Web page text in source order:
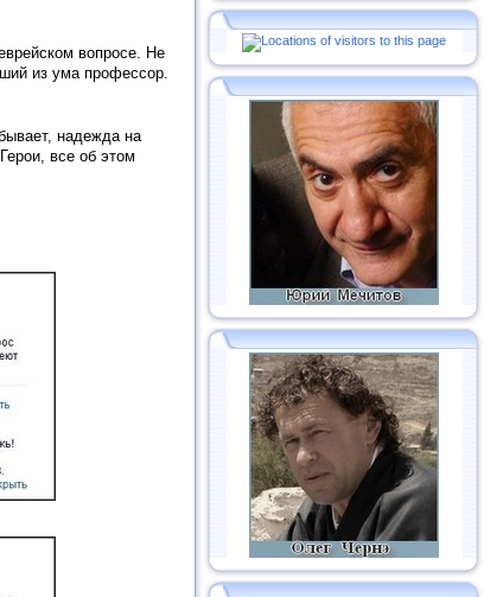
вопросе. Не
из ума профессор.
надежда на
все об этом